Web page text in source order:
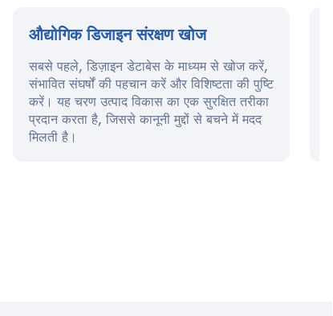
औद्योगिक डिजाइन संरक्षण खोज
सबसे पहले, डिज़ाइन डेटाबेस के माध्यम से खोज करें,
संभावित संघर्षों की पहचान करें और विशिष्टता की पुष्टि
करें। यह चरण उत्पाद विकास का एक सुरक्षित तरीका
प्रदान करता है, जिससे कानूनी मुद्दों से बचने में मदद
मिलती है।